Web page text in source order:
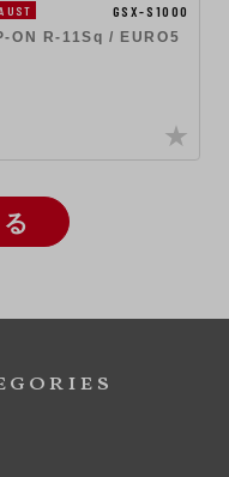
GSX-S1000
ON R-11Sq / EURO5